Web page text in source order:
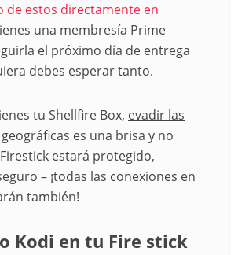
de estos directamente en
una membresía Prime
el próximo día de entrega
debes esperar tanto.
tu Shellfire Box, evadir las
geográficas es una brisa y no
estará protegido,
– ¡todas las conexiones en
también!
Kodi en tu Fire stick